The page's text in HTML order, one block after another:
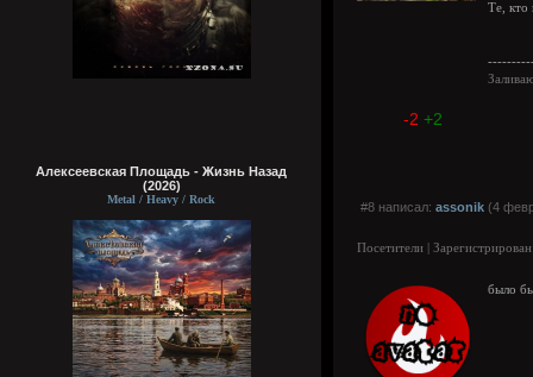
Алексеевская Площадь - Жизнь Назад
(2026)
Metal / Heavy / Rock
Те, кто
-2 +2
#8 написал: assonik (4
Посетители |
было